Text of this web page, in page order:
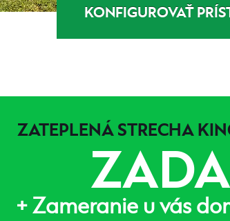
KONFIGUROVAŤ
ZATEPLENÁ STRECHA
+ Zameranie u vás